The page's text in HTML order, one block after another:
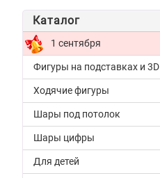
Каталог
1 сентября
Фигуры на подставках и 3D
Ходячие фигуры
Шары под потолок
Шары цифры
Для детей